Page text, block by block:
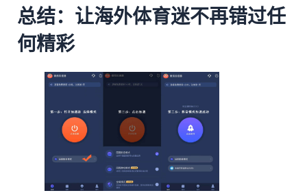
总结：让海外体育迷不再错过任
何精彩